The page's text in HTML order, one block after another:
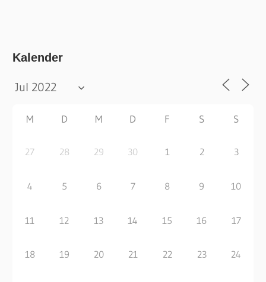
Kalender
M D M D F S S
27 28 29 30 1 2 3
4 5 6 7 8 9 10
11 12 13 14 15 16 17
18 19 20 21 22 23 24